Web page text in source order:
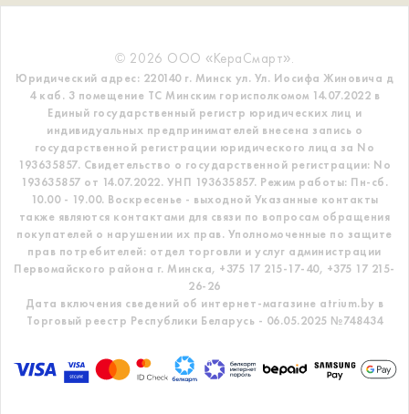
© 2026 ООО «КераСмарт».
Юридический адрес: 220140 г. Минск ул. Ул. Иосифа Жиновича д
4 каб. 3 помещение ТС Минским горисполкомом 14.07.2022 в
Единый государственный регистр юридических лиц и
индивидуальных предпринимателей внесена запись о
государственной регистрации юридического лица за No
193635857. Свидетельство о государственной регистрации: No
193635857 от 14.07.2022. УНП 193635857. Режим работы: Пн-сб.
10.00 - 19.00. Воскресенье - выходной Указанные контакты
также являются контактами для связи по вопросам обращения
покупателей о нарушении их прав. Уполномоченные по защите
прав потребителей: отдел торговли и услуг администрации
Первомайского района г. Минска, +375 17 215-17-40, +375 17 215-
26-26
Дата включения сведений об интернет-магазине atrium.by в
Торговый реестр Республики Беларусь - 06.05.2025 №748434